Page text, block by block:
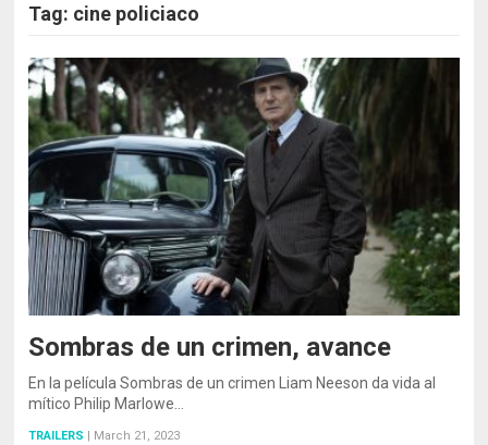
Tag: cine policiaco
Sombras de un crimen, avance
En la película Sombras de un crimen Liam Neeson da vida al
mítico Philip Marlowe…
TRAILERS March 21, 2023